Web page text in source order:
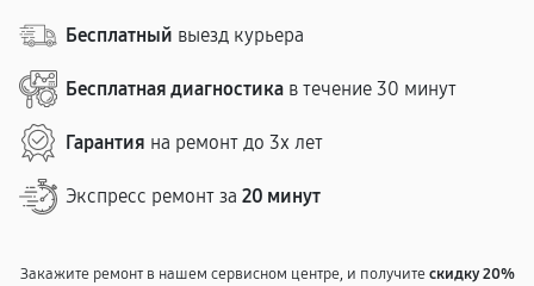
Бесплатный выезд курьера
Бесплатная диагностика в течение 30 минут
Гарантия на ремонт до 3х лет
Экспресс ремонт за 20 минут
Закажите ремонт в нашем сервисном центре, и получитескидку 20%